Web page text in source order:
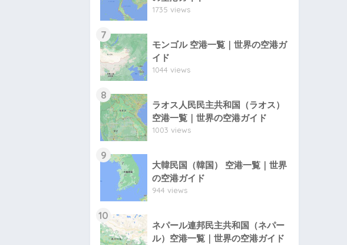
1735 views
7
モンゴル 空港一覧｜世界の空港ガ
イド
1044 views
8
ラオス人民民主共和国（ラオス）
空港一覧｜世界の空港ガイド
1003 views
9
大韓民国（韓国） 空港一覧｜世界
の空港ガイド
944 views
10
ネパール連邦民主共和国（ネパー
ル）空港一覧｜世界の空港ガイド